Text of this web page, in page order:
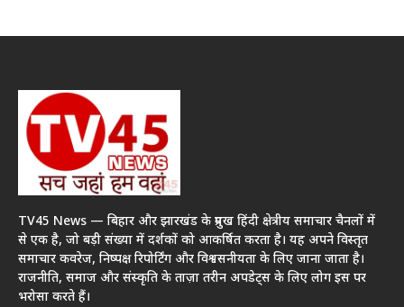
TV45 News — बिहार और झारखंड के प्रमुख हिंदी क्षेत्रीय समाचार चैनलों में
से एक है, जो बड़ी संख्या में दर्शकों को आकर्षित करता है। यह अपने विस्तृत
समाचार कवरेज, निष्पक्ष रिपोर्टिंग और विश्वसनीयता के लिए जाना जाता है।
राजनीति, समाज और संस्कृति के ताज़ा तरीन अपडेट्स के लिए लोग इस पर
भरोसा करते हैं।